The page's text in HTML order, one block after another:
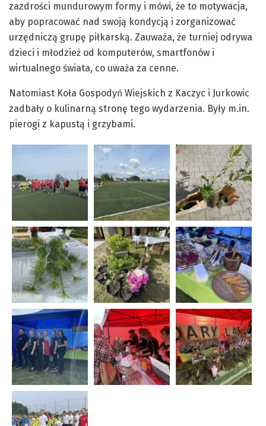
zazdrości mundurowym formy i mówi, że to motywacja,
aby popracować nad swoją kondycją i zorganizować
urzędniczą grupę piłkarską. Zauważa, że turniej odrywa
dzieci i młodzież od komputerów, smartfonów i
wirtualnego świata, co uważa za cenne.
Natomiast Koła Gospodyń Wiejskich z Kaczyc i Jurkowic
zadbały o kulinarną stronę tego wydarzenia. Były m.in.
pierogi z kapustą i grzybami.